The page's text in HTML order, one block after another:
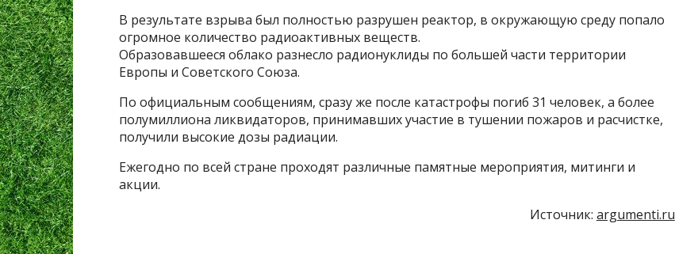
В результате взрыва был полностью разрушен реактор, в окружающую среду попало
огромное количество радиоактивных веществ.
Образовавшееся облако разнесло радионуклиды по большей части территории
Европы и Советского Союза.
По официальным сообщениям, сразу же после катастрофы погиб 31 человек, а более
полумиллиона ликвидаторов, принимавших участие в тушении пожаров и расчистке,
получили высокие дозы радиации.
Ежегодно по всей стране проходят различные памятные мероприятия, митинги и
акции.
Источник: argumenti.ru